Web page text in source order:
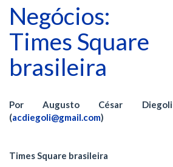
Negócios:
Times Square
brasileira
Por Augusto César Diegoli
(acdiegoli@gmail.com)
Times Square brasileira